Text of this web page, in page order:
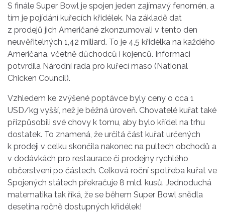
S finále Super Bowl je spojen jeden zajímavý fenomén, a
tím je pojídání kuřecích křidélek. Na základě dat
z prodejů jich Američané zkonzumovali v tento den
neuvěřitelných 1,42 miliard. To je 4,5 křidélka na každého
Američana, včetně důchodců i kojenců. Informaci
potvrdila Národní rada pro kuřecí maso (National
Chicken Council).
Vzhledem ke zvýšené poptávce byly ceny o cca 1
USD/kg vyšší, než je běžná úroveň. Chovatelé kuřat také
přizpůsobili své chovy k tomu, aby bylo křídel na trhu
dostatek. To znamená, že určitá část kuřat určených
k prodeji v celku skončila nakonec na pultech obchodů a
v dodávkách pro restaurace či prodejny rychlého
občerstvení po částech. Celková roční spotřeba kuřat ve
Spojených státech překračuje 8 mld. kusů. Jednoduchá
matematika tak říká, že se během Super Bowl snědla
desetina ročně dostupných křidélek!